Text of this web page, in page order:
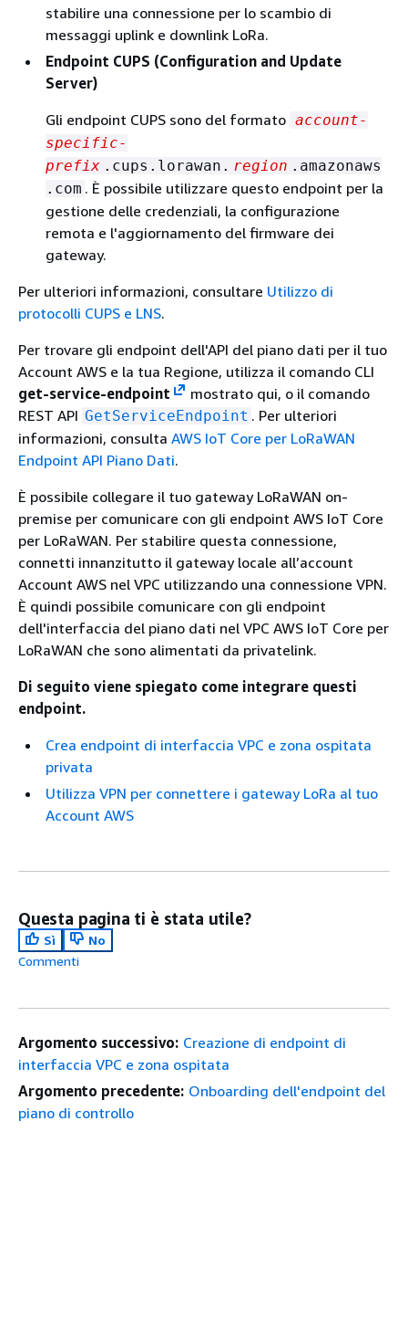
stabilire una connessione per lo scambio di
messaggi uplink e downlink LoRa.
Endpoint CUPS (Configuration and Update
Server)
Gli endpoint CUPS sono del formato account-
specific-
prefix .cups.lorawan. region .amazonaws
.com . È possibile utilizzare questo endpoint per la
gestione delle credenziali, la configurazione
remota e l'aggiornamento del firmware dei
gateway.
Per ulteriori informazioni, consultare Utilizzo di
protocolli CUPS e LNS.
Per trovare gli endpoint dell'API del piano dati per il tuo
Account AWS e la tua Regione, utilizza il comando CLI
get-service-endpoint
mostrato qui, o il comando
REST API GetServiceEndpoint . Per ulteriori
informazioni, consulta AWS IoT Core per LoRaWAN
Endpoint API Piano Dati.
È possibile collegare il tuo gateway LoRaWAN on-
premise per comunicare con gli endpoint AWS IoT Core
per LoRaWAN. Per stabilire questa connessione,
connetti innanzitutto il gateway locale all’account
Account AWS nel VPC utilizzando una connessione VPN.
È quindi possibile comunicare con gli endpoint
dell'interfaccia del piano dati nel VPC AWS IoT Core per
LoRaWAN che sono alimentati da privatelink.
Di seguito viene spiegato come integrare questi
endpoint.
Crea endpoint di interfaccia VPC e zona ospitata
privata
Utilizza VPN per connettere i gateway LoRa al tuo
Account AWS
Questa pagina ti è stata utile?
Sì
No
Commenti
Argomento successivo: Creazione di endpoint di
interfaccia VPC e zona ospitata
Argomento precedente: Onboarding dell'endpoint del
piano di controllo